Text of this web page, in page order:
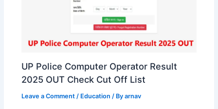
UP Police Computer Operator Result
2025 OUT Check Cut Off List
Leave a Comment / Education / Byarnav